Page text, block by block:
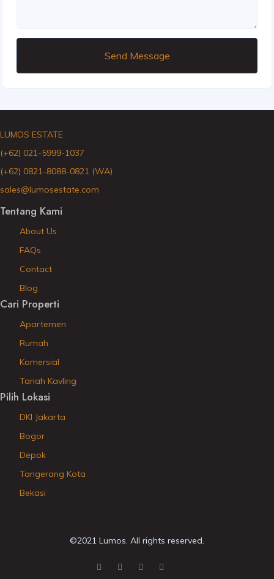
Send Message
LUMOS ESTATE
(+62) 021-5999-1037
(+62) 0821-8088-0821 (WA)
sales@lumosestate.com
Tentang Kami
About Us
FAQs
Contact
Blog
Cari Properti
Apartemen
Rumah
Komersial
Tanah Kavling
Pilih Lokasi
DKI Jakarta
Bogor
Depok
Tangerang Kota
Bekasi
©2021 Lumos. All rights reserved.